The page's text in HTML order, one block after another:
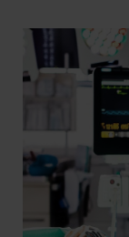
zur